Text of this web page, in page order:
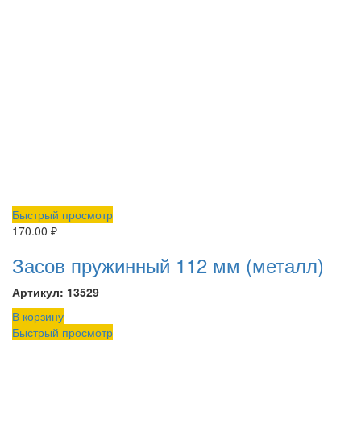
Быстрый просмотр
170.00 ₽
Засов пружинный 112 мм (металл)
Артикул: 13529
В корзину
Быстрый просмотр